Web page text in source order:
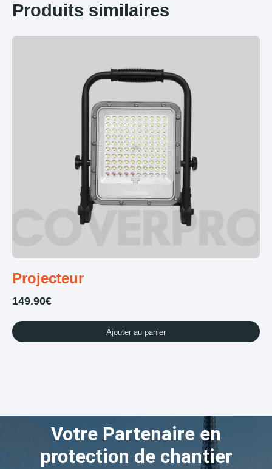
Produits similaires
Projecteur
149.90€
Ajouter au panier
Votre Partenaire en
protection de chantier